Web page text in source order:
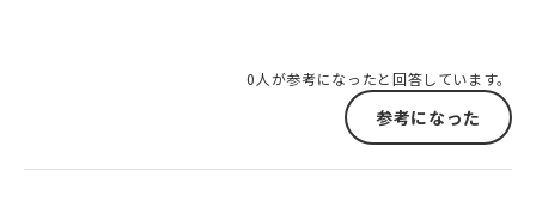
0人が参考になったと回答しています。
参考になった